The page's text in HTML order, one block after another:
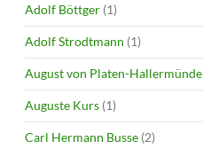
Adolf Böttger (1)
Adolf Strodtmann (1)
August von Platen-Hallermünde
Auguste Kurs (1)
Carl Hermann Busse (2)